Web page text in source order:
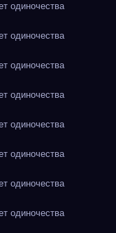
одиночества
одиночества
одиночества
одиночества
одиночества
одиночества
одиночества
одиночества